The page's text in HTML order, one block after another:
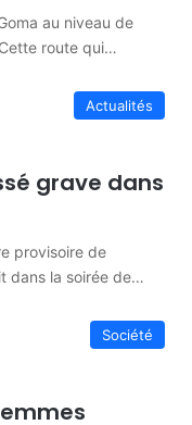
au niveau de
route qui…
Actualités
grave dans
provisoire de
dans la soirée de…
Société